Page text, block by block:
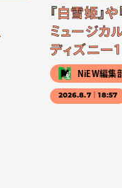
『白雪姫』
ミュージカル
ディズニー
NiEW編集
2026.8.7｜18:57